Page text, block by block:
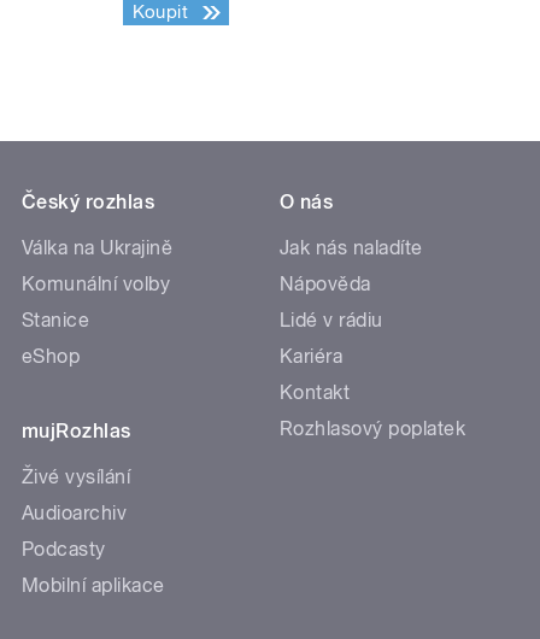
Koupit
Český rozhlas
Válka na Ukrajině
Komunální volby
Stanice
eShop
mujRozhlas
Živé vysílání
Audioarchiv
Podcasty
Mobilní aplikace
O nás
Jak nás naladíte
Nápověda
Lidé v rádiu
Kariéra
Kontakt
Rozhlasový poplatek